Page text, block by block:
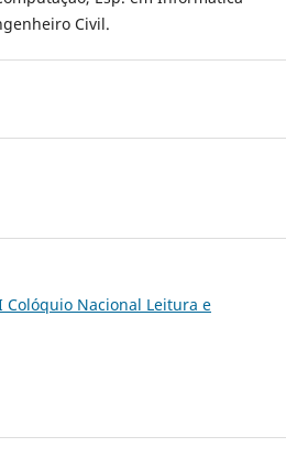
Civil.
Colóquio Nacional Leitura e